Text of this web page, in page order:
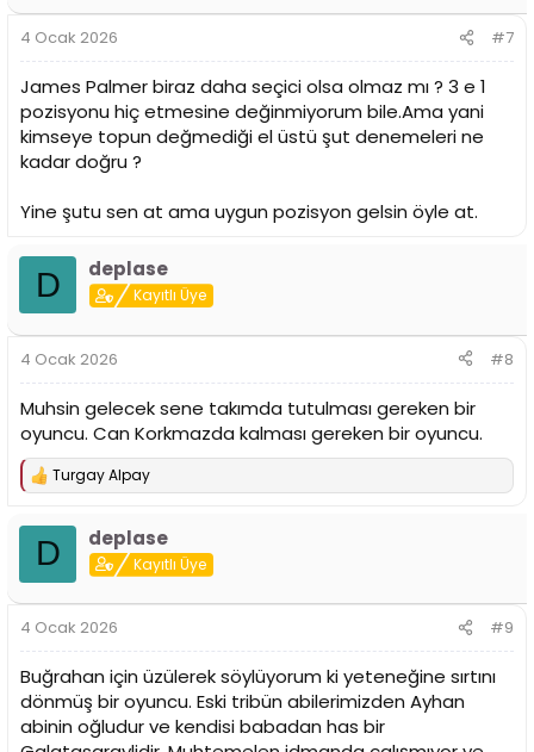
:
4 Ocak 2026 #7
James Palmer biraz daha seçici olsa olmaz mı ? 3 e 1
pozisyonu hiç etmesine değinmiyorum bile.Ama yani
kimseye topun değmediği el üstü şut denemeleri ne
kadar doğru ?
Yine şutu sen at ama uygun pozisyon gelsin öyle at.
D deplase
Kayıtlı Üye
4 Ocak 2026 #8
Muhsin gelecek sene takımda tutulması gereken bir
oyuncu. Can Korkmazda kalması gereken bir oyuncu.
T
:
Turgay Alpay
D deplase
Kayıtlı Üye
4 Ocak 2026 #9
Buğrahan için üzülerek söylüyorum ki yeteneğine sırtını
dönmüş bir oyuncu. Eski tribün abilerimizden Ayhan
abinin oğludur ve kendisi babadan has bir